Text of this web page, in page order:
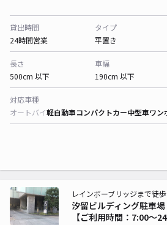
貸出時間
24時間営業
タイプ
平置き
長さ
500cm 以下
車幅
190cm 以下
対応車種
オートバイ軽自動車コンパクトカー中型車ワン
汐留ビルディング駐車場
【ご利用時間：7:00〜
レインボーブリッジまで徒